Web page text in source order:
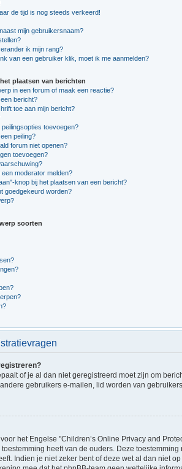
de tijd is nog steeds verkeerd!
mijn gebruikersnaam?
ik mijn rang?
van een gebruiker klik, moet ik me aanmelden?
plaatsen van berichten
in een forum of maak een reactie?
bericht?
toe aan mijn bericht?
toevoegen?
peiling?
forum niet openen?
toevoegen?
moderator melden?
knop bij het plaatsen van een bericht?
goedgekeurd worden?
soorten
of je al dan niet geregistreerd moet zijn om
gebruikers e-mailen, lid worden van
het Engelse "Children’s Online Privacy and
heeft van de ouders. Deze
Indien je niet zeker bent of deze wet al dan niet